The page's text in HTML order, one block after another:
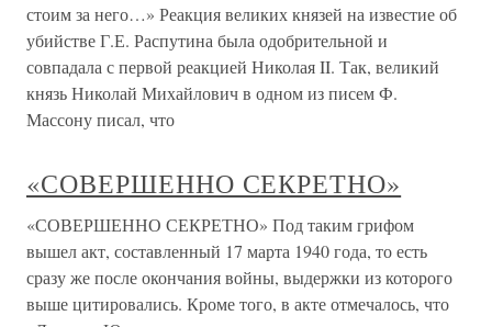
стоим за него…» Реакция великих князей на известие об
убийстве Г.Е. Распутина была одобрительной и
совпадала с первой реакцией Николая II. Так, великий
князь Николай Михайлович в одном из писем Ф.
Массону писал, что
«СОВЕРШЕННО СЕКРЕТНО»
«СОВЕРШЕННО СЕКРЕТНО» Под таким грифом
вышел акт, составленный 17 марта 1940 года, то есть
сразу же после окончания войны, выдержки из которого
выше цитировались. Кроме того, в акте отмечалось, что